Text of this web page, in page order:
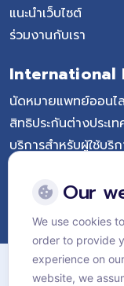
แนะนำเว็บไซต์
ร่วมงานกับเรา
International
นัดหมายแพทย์ออนไ
สิทธิประกันต่างประเท
บริการสำหรับผู้ใช้บริ
Follow
แผนผังเว็บไซต์
Our
We use cookies
order to provide
experience on
website, we